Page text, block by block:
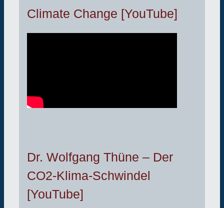
Climate Change [YouTube]
Dr. Wolfgang Thüne – Der
CO2-Klima-Schwindel
[YouTube]